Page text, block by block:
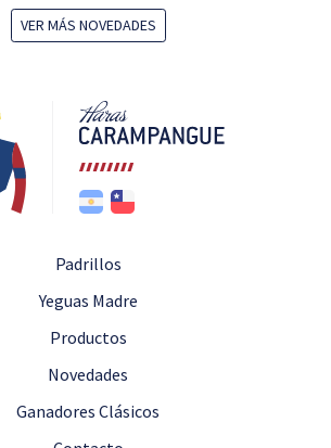
VER MÁS NOVEDADES
Padrillos
Yeguas Madre
Productos
Novedades
Ganadores Clásicos